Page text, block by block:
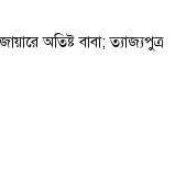
অতিষ্ট বাবা; ত্যাজ্যপুত্র